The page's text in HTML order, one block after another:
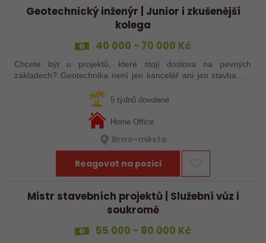
Geotechnický inženýr | Junior i zkušenější
kolega
40 000 - 70 000 Kč
Chcete být u projektů, které stojí doslova na pevných
základech? Geotechnika není jen kancelář ani jen stavba. Je
hledání řešení, která rozhodují…5 týdnů dovolené
Home Office
Brno-město
Reagovat na pozici
Mistr stavebních projektů | Služební vůz i
soukromě
55 000 - 80 000 Kč